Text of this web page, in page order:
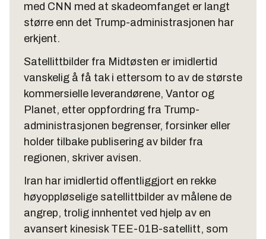
med CNN med at skadeomfanget er langt
større enn det Trump-administrasjonen har
erkjent.
Satellittbilder fra Midtøsten er imidlertid
vanskelig å få tak i ettersom to av de største
kommersielle leverandørene, Vantor og
Planet, etter oppfordring fra Trump-
administrasjonen begrenser, forsinker eller
holder tilbake publisering av bilder fra
regionen, skriver avisen.
Iran har imidlertid offentliggjort en rekke
høyoppløselige satellittbilder av målene de
angrep, trolig innhentet ved hjelp av en
avansert kinesisk TEE-01B-satellitt, som